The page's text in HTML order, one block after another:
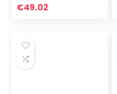
Grond
afvoerplaat,
Toebehoren voor
Waterinlaatafvoer,
€49.02